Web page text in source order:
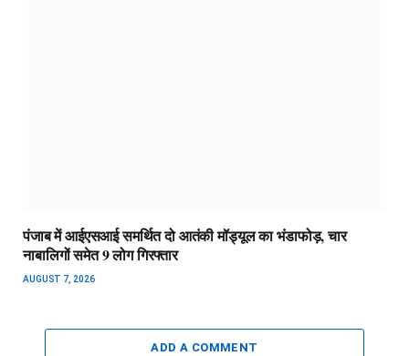
पंजाब में आईएसआई समर्थित दो आतंकी मॉड्यूल का भंडाफोड़, चार
नाबालिगों समेत 9 लोग गिरफ्तार
AUGUST 7, 2026
ADD A COMMENT